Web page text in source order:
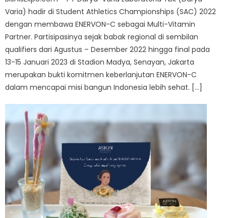
Varia) hadir di Student Athletics Championships (SAC) 2022
dengan membawa ENERVON-C sebagai Multi-Vitamin
Partner. Partisipasinya sejak babak regional di sembilan
qualifiers dari Agustus – Desember 2022 hingga final pada
13-15 Januari 2023 di Stadion Madya, Senayan, Jakarta
merupakan bukti komitmen keberlanjutan ENERVON-C
dalam mencapai misi bangun Indonesia lebih sehat. […]